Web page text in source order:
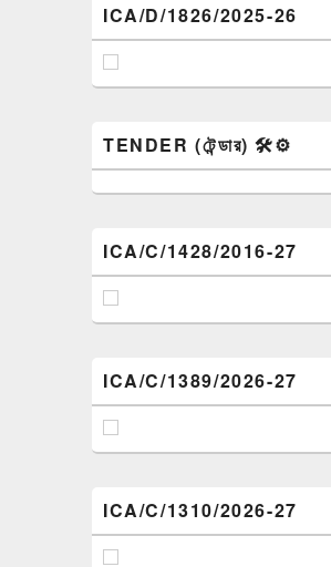
ICA/D/1826/2025-26
TENDER (টেন্ডার) 🛠️⚙️
ICA/C/1428/2016-27
ICA/C/1389/2026-27
ICA/C/1310/2026-27